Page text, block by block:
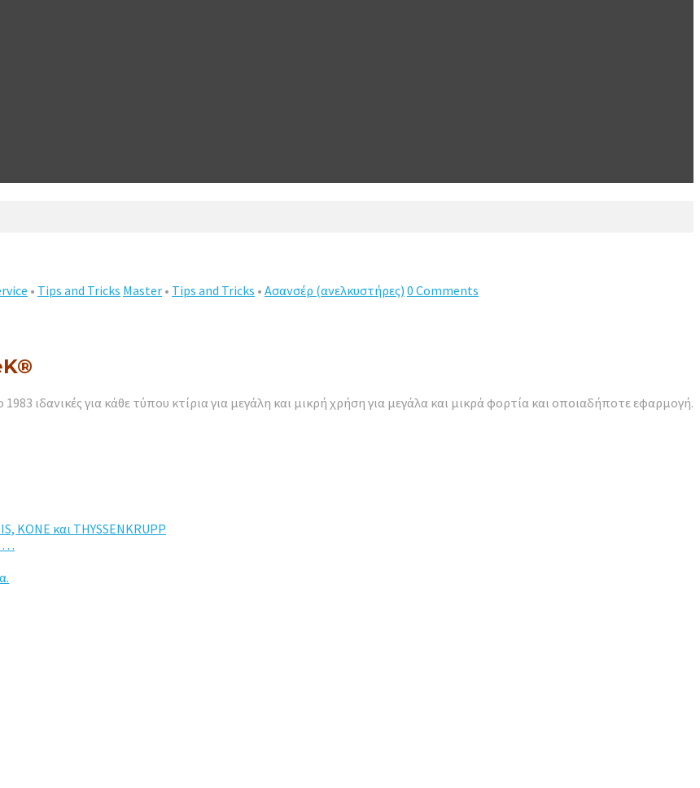
• Tips and Tricks Master • Tips and Tricks • Ασανσέρ (ανελκυστήρες) 0 Comments
ιδανικές για κάθε τύπου κτίρια για μεγάλη και μικρή χρήση για μεγάλα και μικρά φορτία και οποιαδήποτε εφαρμογή.
KONE και THYSSENKRUPP
…